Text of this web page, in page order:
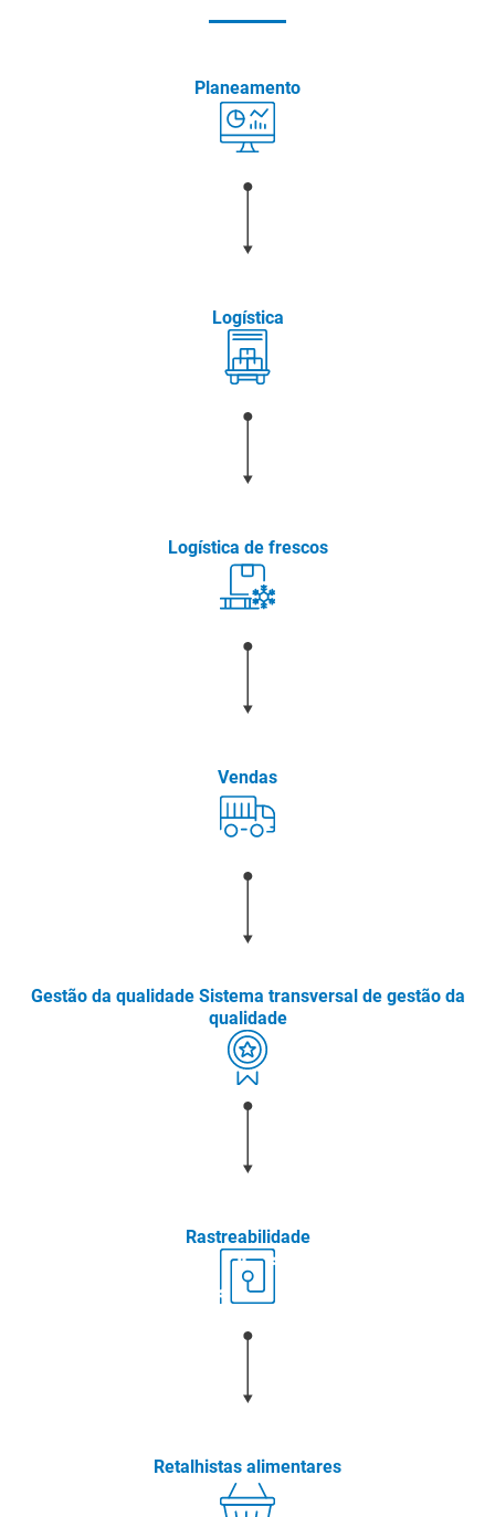
Planeamento
Logística
Logística de frescos
Vendas
Gestão da qualidade Sistema transversal de gestão da
qualidade
Rastreabilidade
Retalhistas alimentares